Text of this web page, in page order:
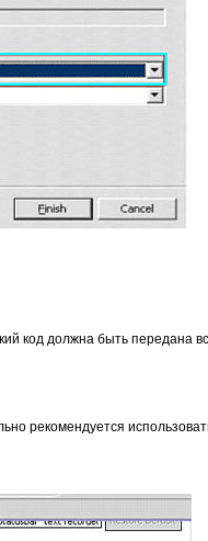
код должна быть передана
рекомендуется